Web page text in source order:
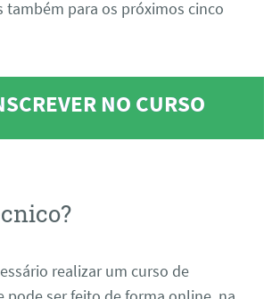
também para os próximos cinco
NO CURSO
realizar um curso de